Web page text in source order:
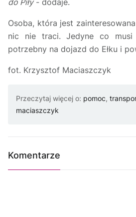
do Piły- dodaje.
Osoba, która jest
nic nie traci. Jedyne co
potrzebny na dojazd do Ełku i
fot. Krzysztof Maciaszczyk
Przeczytaj więcej o: pomoc,
maciaszczyk
Komentarze